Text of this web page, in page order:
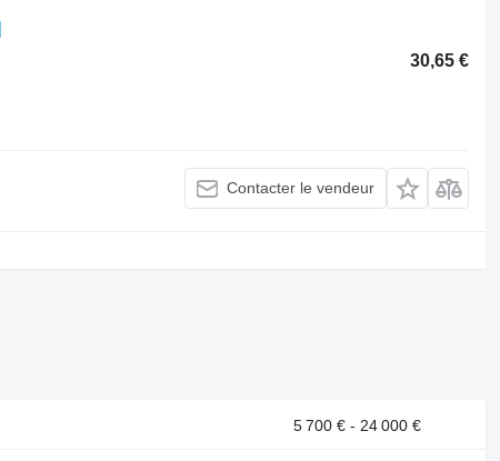
30,65 €
Contacter le vendeur
5 700 € - 24 000 €